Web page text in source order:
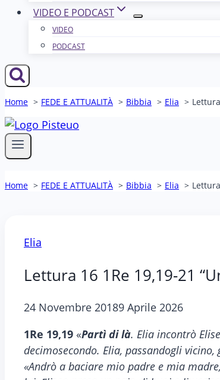
VIDEO E PODCAST
VIDEO
PODCAST
Home FEDE E ATTUALITÀ Bibbia Elia
Home FEDE E ATTUALITÀ Bibbia Elia
Elia
Lettura 16 1Re 19,19-21
24 Novembre 20189 Aprile 2026
1Re 19,19 «Partì di là. Elia incontrò
decimosecondo. Elia, passandogli
«Andrò a baciare mio padre e mia